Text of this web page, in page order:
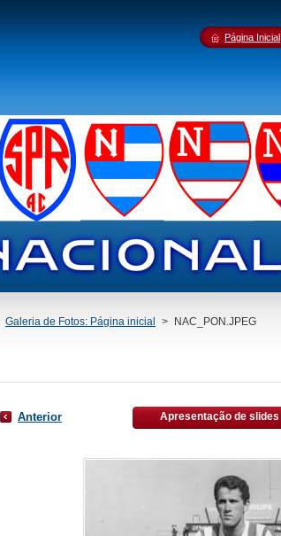
Galeria de Fotos: Página inicial > NAC_PON.JPEG
Anterior Apresentação de slides
Página Inicial